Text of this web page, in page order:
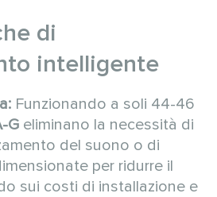
di
intelligente
Funzionando a soli 44-46
G eliminano la necessità di
del suono o di
per ridurre il
sui costi di installazione e